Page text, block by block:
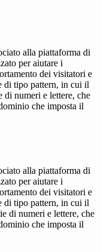
alla piattaforma di
per aiutare i
dei visitatori e
di tipo pattern, in cui il
di numeri e lettere, che
che imposta il
alla piattaforma di
per aiutare i
dei visitatori e
di tipo pattern, in cui il
di numeri e lettere, che
che imposta il